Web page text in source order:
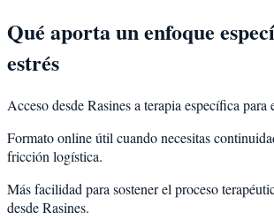
Qué aporta un enfoque
estrés
Acceso desde Rasines a terapia específica para
Formato online útil cuando necesitas
fricción logística.
Más facilidad para sostener el proceso
desde Rasines.